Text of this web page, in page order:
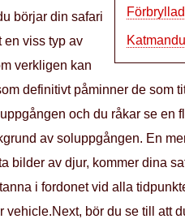
börjar din safari
en viss typ av
verkligen kan
definitivt påminner de som
och du råkar se en
av soluppgången. En
bilder av djur, kommer dina
i fordonet vid alla
bör du se till att